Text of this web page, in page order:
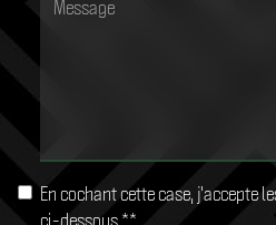
En cochant cette case, j'accepte
ci-dessous **